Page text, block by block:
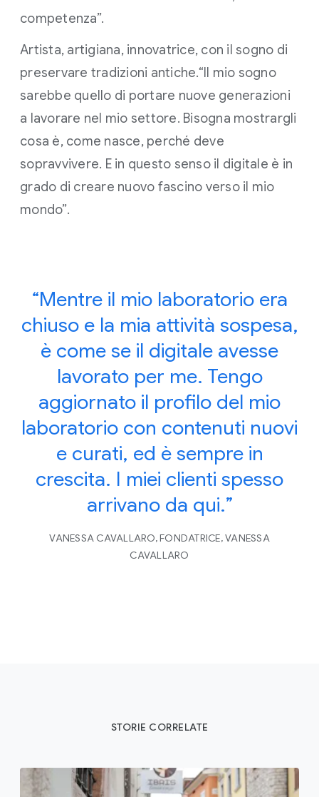
competenza”.
Artista, artigiana, innovatrice, con il sogno di
preservare tradizioni antiche.“Il mio sogno
sarebbe quello di portare nuove generazioni
a lavorare nel mio settore. Bisogna mostrargli
cosa è, come nasce, perché deve
sopravvivere. E in questo senso il digitale è in
grado di creare nuovo fascino verso il mio
mondo”.
“Mentre il mio laboratorio era
chiuso e la mia attività sospesa,
è come se il digitale avesse
lavorato per me. Tengo
aggiornato il profilo del mio
laboratorio con contenuti nuovi
e curati, ed è sempre in
crescita. I miei clienti spesso
arrivano da qui.”
VANESSA CAVALLARO, FONDATRICE, VANESSA
CAVALLARO
STORIE CORRELATE